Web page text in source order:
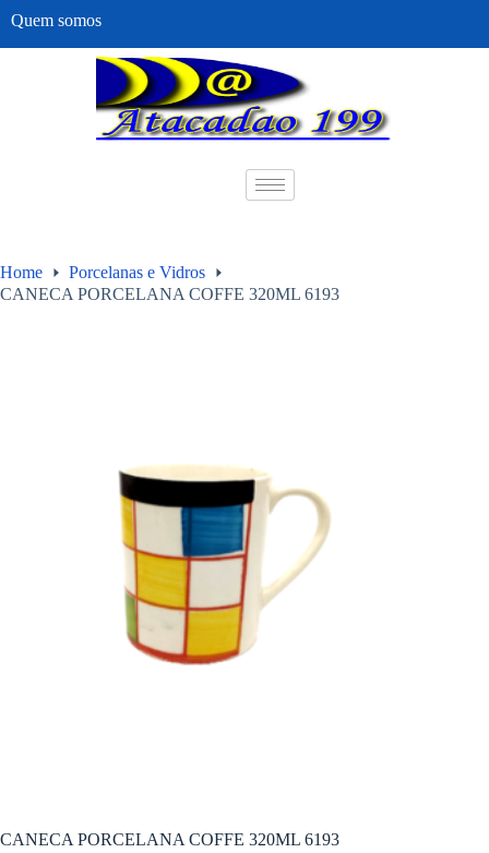
Quem somos
Home
Porcelanas e Vidros
CANECA PORCELANA COFFE 320ML 6193
CANECA PORCELANA COFFE 320ML 6193